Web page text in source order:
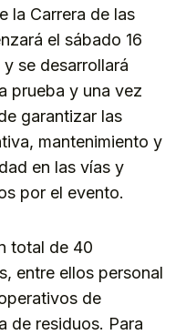
la Carrera de las
el sábado 16
se desarrollará
prueba y una vez
garantizar las
mantenimiento y
en las vías y
por el evento.
total de 40
entre ellos personal
de
de residuos. Para